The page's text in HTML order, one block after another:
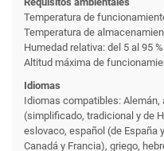
Temperatura de
Temperatura de
Humedad relativa: del 5 al 95
Altitud máxima de
Idiomas
Idiomas compatibles: Alemán,
(simplificado, tradicional y de
eslovaco, español (de España
Canadá y Francia), griego,